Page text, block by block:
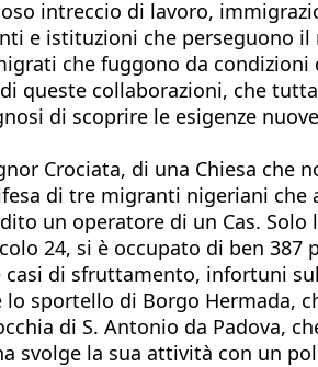
intreccio di lavoro,
e istituzioni che perseguono
che fuggono da
queste collaborazioni, che
di scoprire le esigenze
Crociata, di una Chiesa che
di tre migranti nigeriani
un operatore di un Cas.
24, si è occupato di ben
di sfruttamento, infortuni
sportello di Borgo Hermada,
di S. Antonio da Padova,
svolge la sua attività con un